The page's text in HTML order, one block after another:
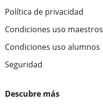
Política de privacidad
Condiciones uso maestros
Condiciones uso alumnos
Seguridad
Descubre más